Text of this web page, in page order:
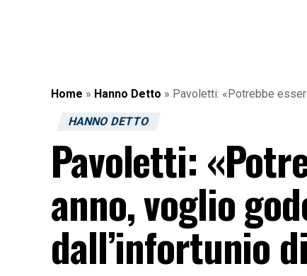
Home » Hanno Detto » Pavoletti: «Potrebbe
HANNO DETTO
Pavoletti:
anno, voglio
dall’infortunio